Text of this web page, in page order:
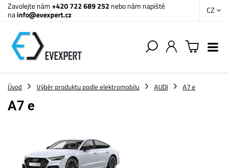
Zavolejte nám+420 722 689 252 nebo nám napiště
nainfo@evexpert.cz CZ
Úvod Výběr produktu podle elektromobilu AUDI A7 e
A7 e